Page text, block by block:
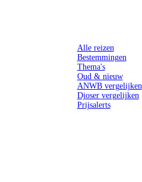
Alle reizen
Bestemmingen
Thema's
Oud & nieuw
ANWB vergelijken
Djoser vergelijken
Prijsalerts